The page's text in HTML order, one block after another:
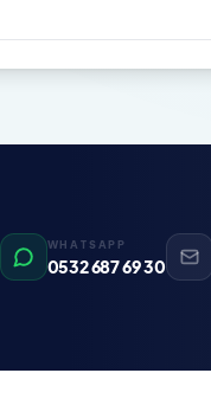
WHATSAPP
0532 687 69 30